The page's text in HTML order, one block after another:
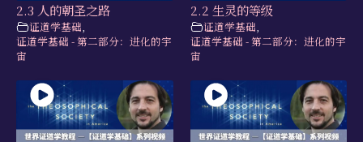
2.3 人的朝圣之路
证道学基础,
证道学基础 - 第二部分：进化的宇
宙
2.2 生灵的等级
证道学基础,
证道学基础 - 第二部分：进化的宇
宙